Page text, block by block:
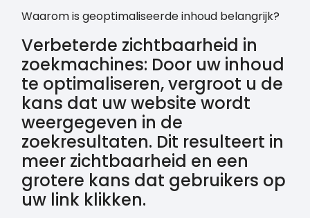
Waarom is geoptimaliseerde inhoud belangrijk?
Verbeterde zichtbaarheid in
zoekmachines: Door uw inhoud
te optimaliseren, vergroot u de
kans dat uw website wordt
weergegeven in de
zoekresultaten. Dit resulteert in
meer zichtbaarheid en een
grotere kans dat gebruikers op
uw link klikken.